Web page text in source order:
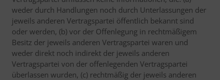
weder durch Handlungen noch durch Unterlassungen der
jeweils anderen Vertragspartei öffentlich bekannt sind
oder werden, (b) vor der Offenlegung in rechtmäßigem
Besitz der jeweils anderen Vertragspartei waren und
weder direkt noch indirekt der jeweils anderen
Vertragspartei von der offenlegenden Vertragspartei
überlassen wurden, (c) rechtmäßig der jeweils anderen